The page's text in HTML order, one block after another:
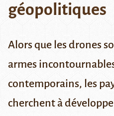
géopolitiques
Alors que les drones
armes
contemporains, les
cherchent à